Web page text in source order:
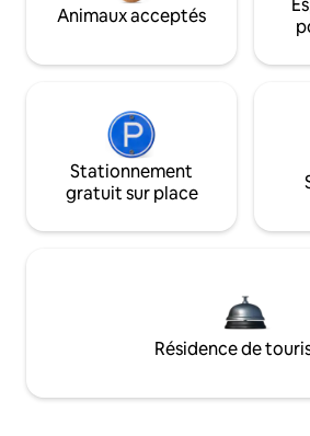
Animaux acceptés
Stationnement
gratuit sur place
Résidence de